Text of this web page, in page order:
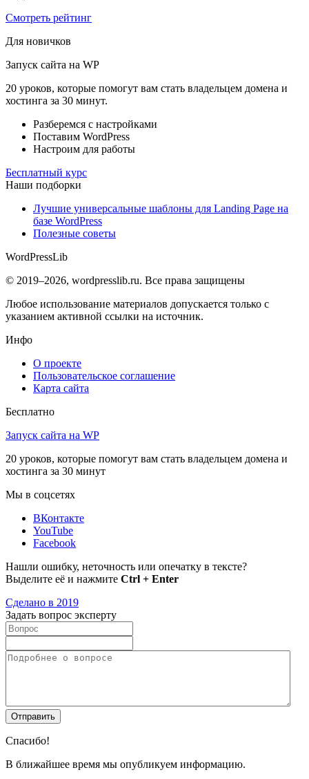
Смотреть рейтинг
Для новичков
Запуск сайта на WP
20 уроков, которые помогут вам стать владельцем домена и
хостинга за 30 минут.
Разберемся с настройками
Поставим WordPress
Настроим для работы
Бесплатный курс
Наши подборки
Лучшие универсальные шаблоны для Landing Page на
базе WordPress
Полезные советы
WordPressLib
© 2019–2026, wordpresslib.ru. Все права защищены
Любое использование материалов допускается только с
указанием активной ссылки на источник.
Инфо
О проекте
Пользовательское соглашение
Карта сайта
Бесплатно
Запуск сайта на WP
20 уроков, которые помогут вам стать владельцем домена и
хостинга за 30 минут
Мы в соцсетях
ВКонтакте
YouTube
Facebook
Нашли ошибку, неточность или опечатку в тексте?
Выделите её и нажмите Ctrl + Enter
Сделано в 2019
Задать вопрос эксперту
Спасибо!
В ближайшее время мы опубликуем информацию.